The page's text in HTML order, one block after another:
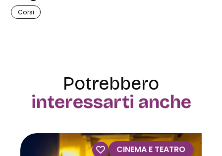
Corsi
Potrebbero
interessarti anche
CINEMA E TEATRO